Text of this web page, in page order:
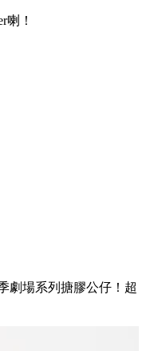
喇！
劇場系列搪膠公仔！超